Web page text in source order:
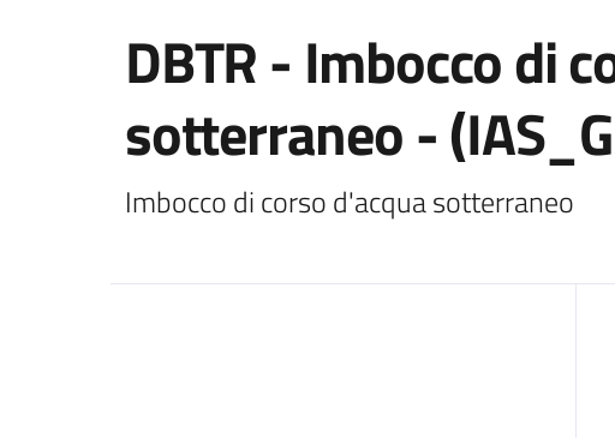
DBTR - Imbocco di
sotterraneo -
Imbocco di corso d'acqua sotterraneo